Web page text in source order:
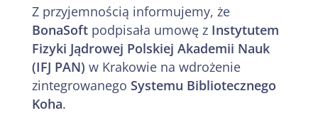
Z przyjemnością informujemy, że
BonaSoftpodpisała umowę z Instytutem
Fizyki Jądrowej Polskiej Akademii Nauk
(IFJ PAN) w Krakowie na wdrożenie
zintegrowanego Systemu Bibliotecznego
Koha.